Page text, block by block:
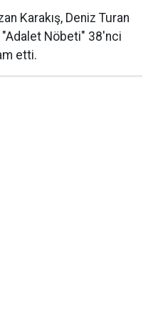
Karakış, Deniz Turan
"Adalet Nöbeti" 38'nci
etti.